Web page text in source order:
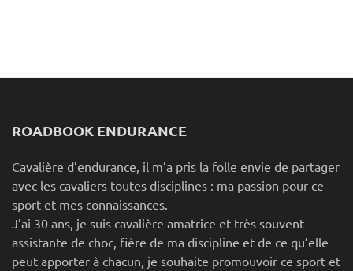
ROADBOOK ENDURANCE
Cavalière d’endurance, il m’a pris la folle envie de partager
avec les cavaliers toutes disciplines : ma passion pour ce
sport et mes connaissances.
J’ai 30 ans, je suis cavalière amatrice et très souvent
assistante de choc, fière de ma discipline et de ce qu’elle
peut apporter à chacun, je souhaite promouvoir ce sport et